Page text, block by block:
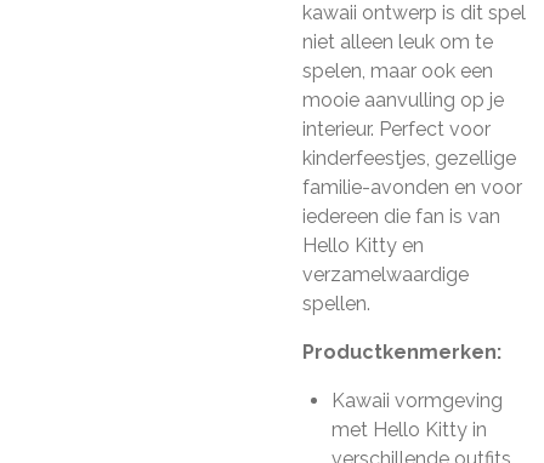
kawaii ontwerp is dit spel
niet alleen leuk om te
spelen, maar ook een
mooie aanvulling op je
interieur. Perfect voor
kinderfeestjes, gezellige
familie-avonden en voor
iedereen die fan is van
Hello Kitty en
verzamelwaardige
spellen.
Productkenmerken:
Kawaii vormgeving
met Hello Kitty in